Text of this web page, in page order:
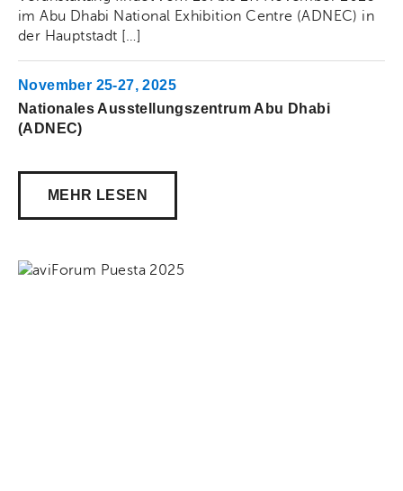
im Abu Dhabi National Exhibition Centre (ADNEC) in
der Hauptstadt […]
November 25-27, 2025
Nationales Ausstellungszentrum Abu Dhabi
(ADNEC)
MEHR LESEN